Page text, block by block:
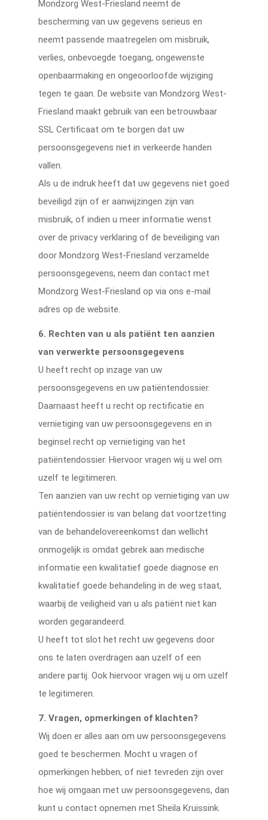
Mondzorg West-Friesland neemt de
bescherming van uw gegevens serieus en
neemt passende maatregelen om misbruik,
verlies, onbevoegde toegang, ongewenste
openbaarmaking en ongeoorloofde wijziging
tegen te gaan. De website van Mondzorg West-
Friesland maakt gebruik van een betrouwbaar
SSL Certificaat om te borgen dat uw
persoonsgegevens niet in verkeerde handen
vallen.
Als u de indruk heeft dat uw gegevens niet goed
beveiligd zijn of er aanwijzingen zijn van
misbruik, of indien u meer informatie wenst
over de privacy verklaring of de beveiliging van
door Mondzorg West-Friesland verzamelde
persoonsgegevens, neem dan contact met
Mondzorg West-Friesland op via ons e-mail
adres op de website.
6. Rechten van u als patiënt ten aanzien
van verwerkte persoonsgegevens
U heeft recht op inzage van uw
persoonsgegevens en uw patiëntendossier.
Daarnaast heeft u recht op rectificatie en
vernietiging van uw persoonsgegevens en in
beginsel recht op vernietiging van het
patiëntendossier. Hiervoor vragen wij u wel om
uzelf te legitimeren.
Ten aanzien van uw recht op vernietiging van uw
patiëntendossier is van belang dat voortzetting
van de behandelovereenkomst dan wellicht
onmogelijk is omdat gebrek aan medische
informatie een kwalitatief goede diagnose en
kwalitatief goede behandeling in de weg staat,
waarbij de veiligheid van u als patiënt niet kan
worden gegarandeerd.
U heeft tot slot het recht uw gegevens door
ons te laten overdragen aan uzelf of een
andere partij. Ook hiervoor vragen wij u om uzelf
te legitimeren.
7. Vragen, opmerkingen of klachten?
Wij doen er alles aan om uw persoonsgegevens
goed te beschermen. Mocht u vragen of
opmerkingen hebben, of niet tevreden zijn over
hoe wij omgaan met uw persoonsgegevens, dan
kunt u contact opnemen met Sheila Kruissink.